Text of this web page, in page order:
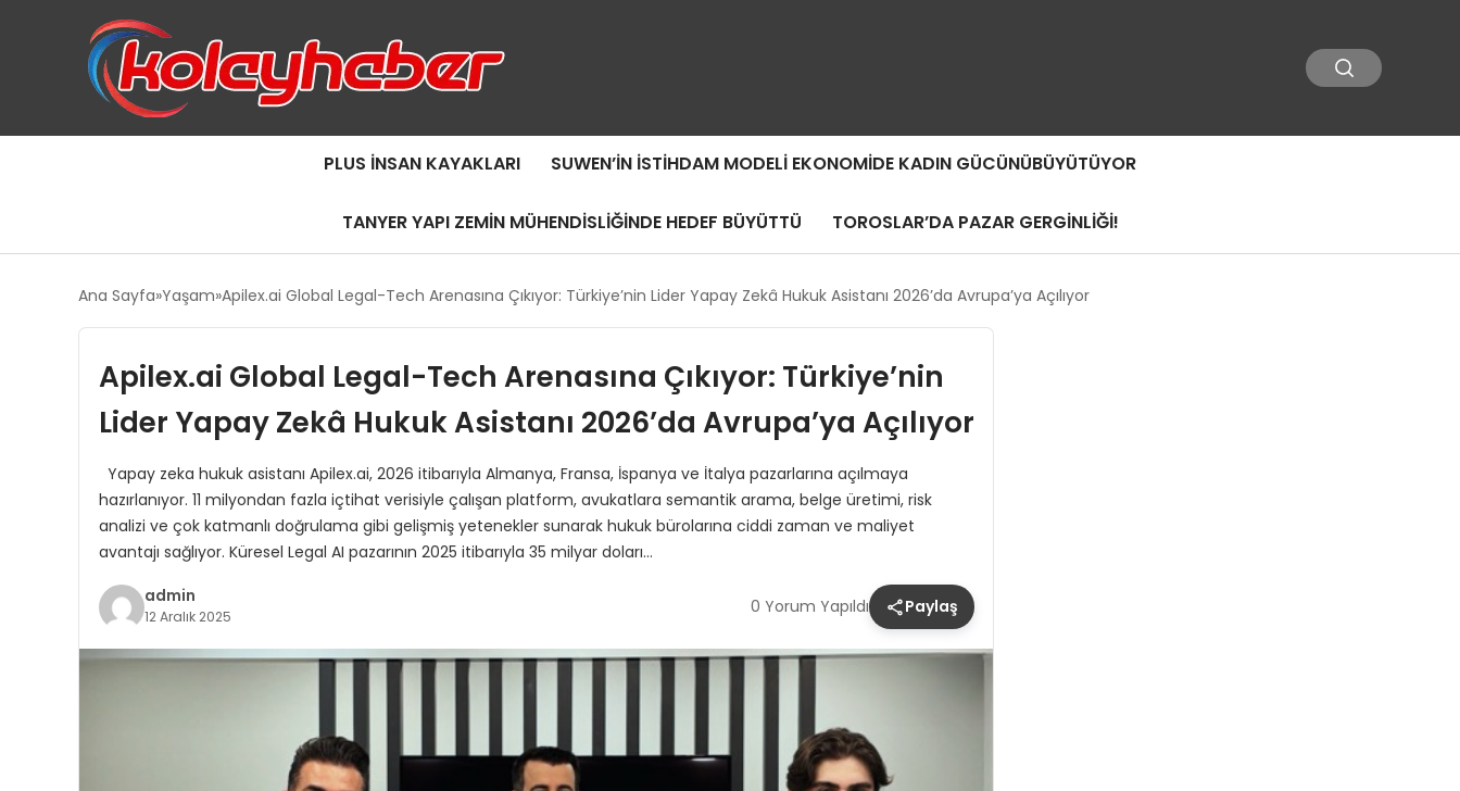
PLUS İNSAN KAYAKLARI SUWEN’IN İSTIHDAM MODELI EKONOMIDE KADIN GÜCÜNÜBÜYÜTÜYOR
TANYER YAPI ZEMIN MÜHENDISLIĞINDE HEDEF BÜYÜTTÜ TOROSLAR’DA PAZAR GERGİNLİĞİ!
Ana Sayfa Yaşam Apilex.ai Global Legal-Tech Arenasına Çıkıyor: Türkiye’nin Lider Yapay Zekâ Hukuk Asistanı 2026’da Avrupa’ya Açılıyor
Apilex.ai Global Legal-Tech Arenasına Çıkıyor: Türkiye’nin
Lider Yapay Zekâ Hukuk Asistanı 2026’da Avrupa’ya Açılıyor
Yapay zeka hukuk asistanı Apilex.ai, 2026 itibarıyla Almanya, Fransa, İspanya ve İtalya pazarlarına açılmaya
hazırlanıyor. 11 milyondan fazla içtihat verisiyle çalışan platform, avukatlara semantik arama, belge üretimi, risk
analizi ve çok katmanlı doğrulama gibi gelişmiş yetenekler sunarak hukuk bürolarına ciddi zaman ve maliyet
avantajı sağlıyor. Küresel Legal AI pazarının 2025 itibarıyla 35 milyar doları…
admin
12 Aralık 2025 0 Yorum Yapıldı Paylaş